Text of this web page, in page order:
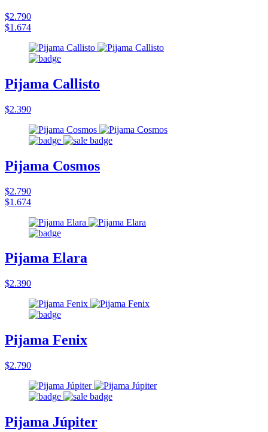
$2.790
$1.674
Pijama Callisto
$2.390
Pijama Cosmos
$2.790
$1.674
Pijama Elara
$2.390
Pijama Fenix
$2.790
Pijama Júpiter